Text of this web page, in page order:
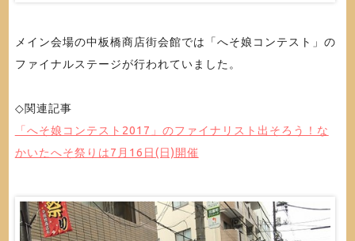
メイン会場の中板橋商店街会館では「へそ娘コンテスト」の
ファイナルステージが行われていました。
◇関連記事
「へそ娘コンテスト2017」のファイナリスト出そろう！な
かいたへそ祭りは7月16日(日)開催